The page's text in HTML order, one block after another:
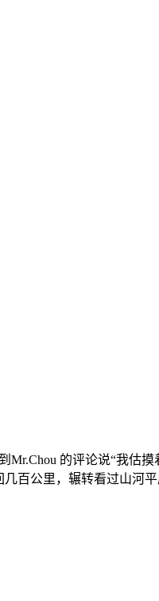
Mr.Chou 的评论说“我估
百公里，辗转看过山河